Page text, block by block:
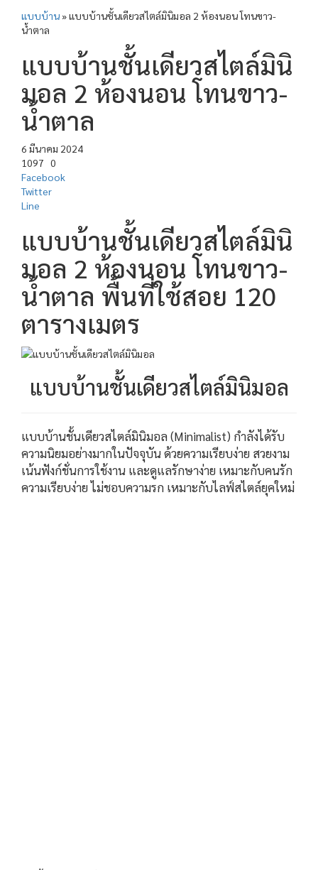
แบบบ้าน»แบบบ้านชั้นเดียวสไตล์มินิมอล 2 ห้องนอน โทนขาว-
น้ำตาล
แบบบ้านชั้นเดียวสไตล์มินิ
มอล 2 ห้องนอน โทนขาว-
น้ำตาล
6 มีนาคม 2024
1097 0
Facebook
Twitter
Line
แบบบ้านชั้นเดียวสไตล์มินิ
มอล 2 ห้องนอน โทนขาว-
น้ำตาล พื้นที่ใช้สอย 120
ตารางเมตร
แบบบ้านชั้นเดียวสไตล์มินิมอล
แบบบ้านชั้นเดียวสไตล์มินิมอล (Minimalist) กำลังได้รับ
ความนิยมอย่างมากในปัจจุบัน ด้วยความเรียบง่าย สวยงาม
เน้นฟังก์ชั่นการใช้งาน และดูแลรักษาง่าย เหมาะกับคนรัก
ความเรียบง่าย ไม่ชอบความรก เหมาะกับไลฟ์สไตล์ยุคใหม่